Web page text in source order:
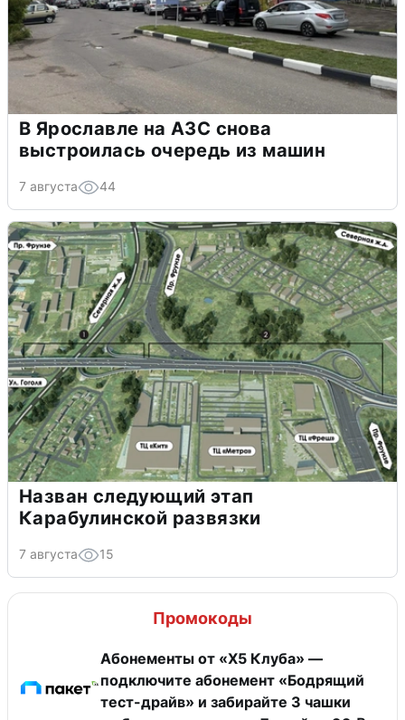
В Ярославле на АЗС снова
выстроилась очередь из машин
7 августа 44
Назван следующий этап
Карабулинской развязки
7 августа 15
Промокоды
Абонементы от «Х5 Клуба» —
подключите абонемент «Бодрящий
тест-драйв» и забирайте 3 чашки